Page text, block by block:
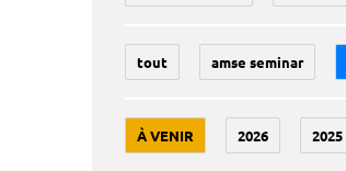
tout amse seminar
À VENIR 2026 2025